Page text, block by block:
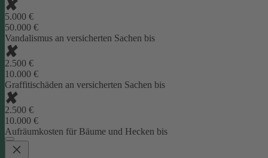
5.000 €
50.000 €
Vandalismus an versicherten Sachen bis
2.500 €
10.000 €
Graffitischäden an versicherten Sachen bis
2.500 €
10.000 €
Aufräumkosten für Bäume und Hecken bis